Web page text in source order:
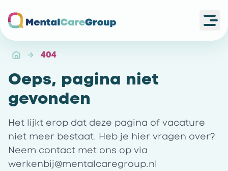
404
Oeps, pagina niet
gevonden
Het lijkt erop dat deze pagina of vacature
niet meer bestaat. Heb je hier vragen over?
Neem contact met ons op via
werkenbij@mentalcaregroup.nl